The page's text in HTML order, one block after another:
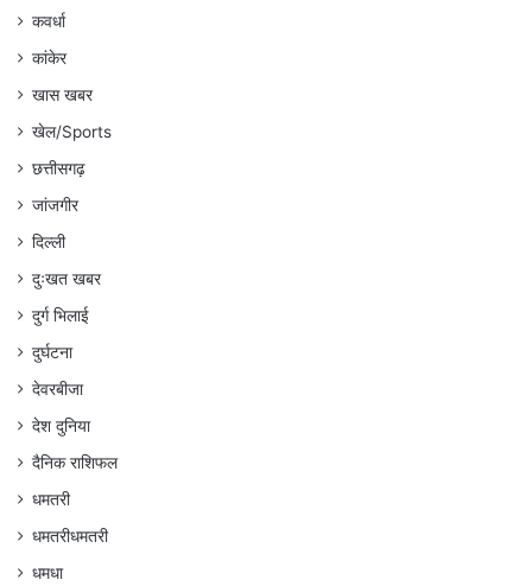
कवर्धा
कांकेर
खास खबर
खेल/Sports
छत्तीसगढ़
जांजगीर
दिल्ली
दुःखत खबर
दुर्ग भिलाई
दुर्घटना
देवरबीजा
देश दुनिया
दैनिक राशिफल
धमतरी
धमतरीधमतरी
धमधा